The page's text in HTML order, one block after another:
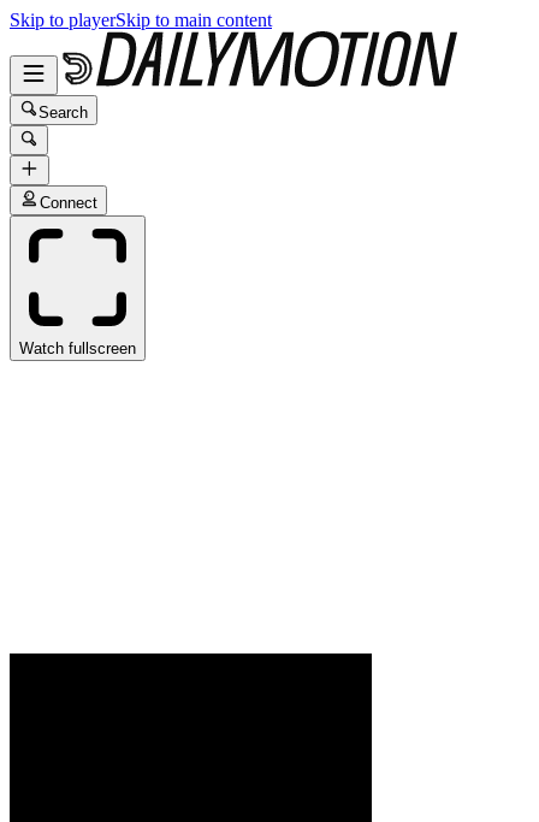
Skip to playerSkip to main content
Search
Connect
Watch fullscreen